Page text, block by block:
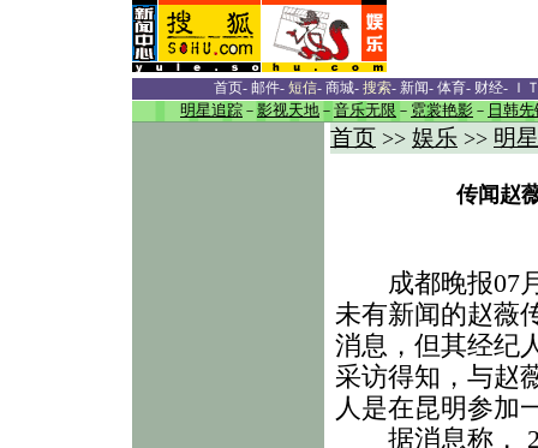
首页- 邮件- 短信- 商城- 搜索- 新闻- 体育- 财经- Ｉ
明星追踪 － 影视天地 － 音乐无限 － 霓裳艳影 － 日韩先
首页 >> 娱乐 >> 明
传闻赵
成都晚报07月
未有新闻的赵薇
消息，但其经纪
采访得知，与赵
人是在昆明参加
据消息称， 26